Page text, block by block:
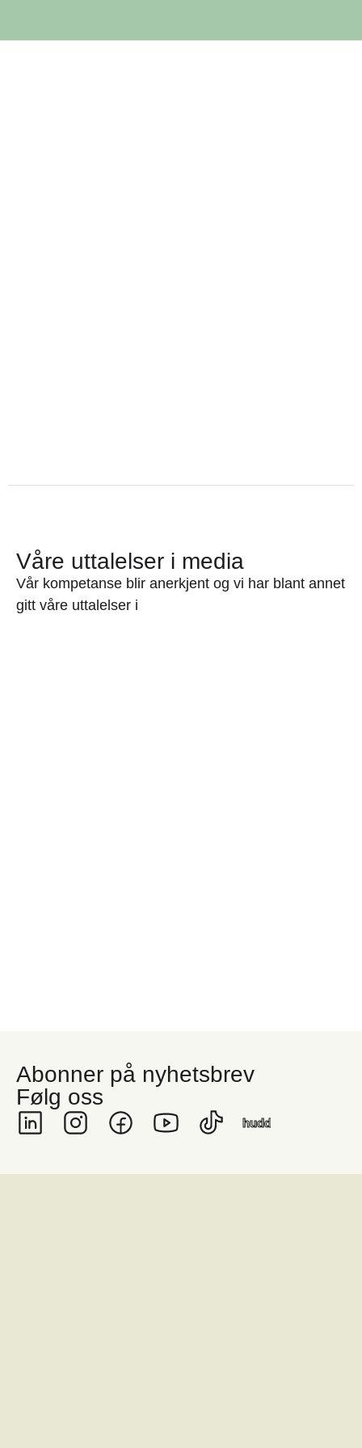
Våre uttalelser i media
Vår kompetanse blir anerkjent og vi har blant annet
gitt våre uttalelser i
Abonner på nyhetsbrev
Følg oss
hudd